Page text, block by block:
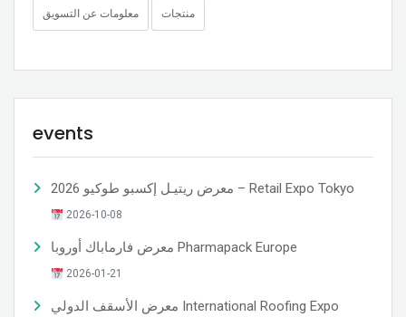
معلومات عن التسويق منتجات
events
معرض ريتيـل إكسبو طوكيو 2026 – Retail Expo Tokyo
2026-10-08
معرض فارماباك أوروبا Pharmapack Europe
2026-01-21
معرض الأسقف الدولي International Roofing Expo